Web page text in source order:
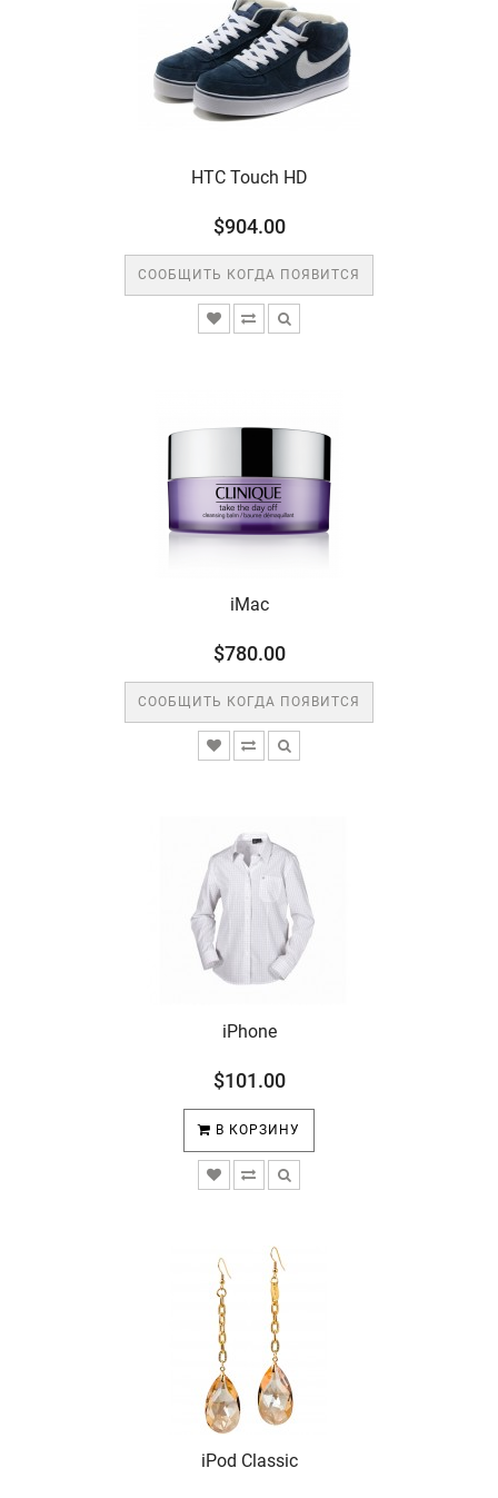
HTC Touch HD
$904.00
СООБЩИТЬ КОГДА ПОЯВИТСЯ
iMac
$780.00
СООБЩИТЬ КОГДА ПОЯВИТСЯ
iPhone
$101.00
В КОРЗИНУ
iPod Classic